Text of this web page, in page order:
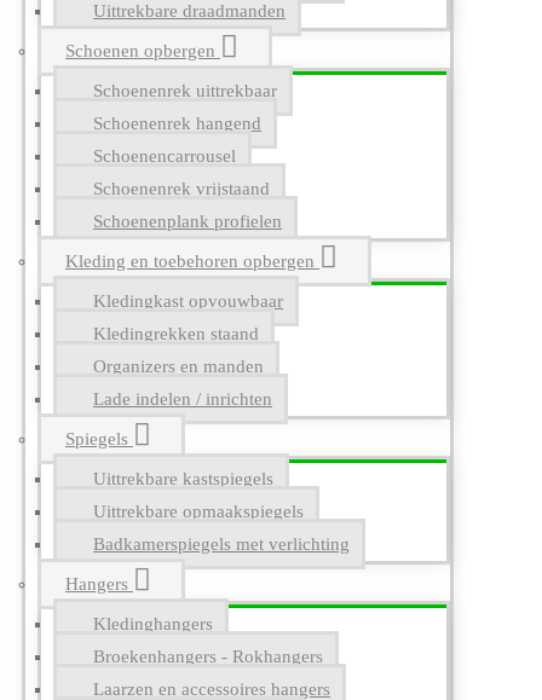
Uittrekbare draadmanden
Schoenen opbergen
Schoenenrek uittrekbaar
Schoenenrek hangend
Schoenencarrousel
Schoenenrek vrijstaand
Schoenenplank profielen
Kleding en toebehoren opbergen
Kledingkast opvouwbaar
Kledingrekken staand
Organizers en manden
Lade indelen / inrichten
Spiegels
Uittrekbare kastspiegels
Uittrekbare opmaakspiegels
Badkamerspiegels met verlichting
Hangers
Kledinghangers
Broekenhangers - Rokhangers
Laarzen en accessoires hangers